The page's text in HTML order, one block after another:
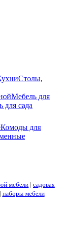
Столы,
Мебель для
для сада
Комоды для
мебели | садовая
наборы мебели